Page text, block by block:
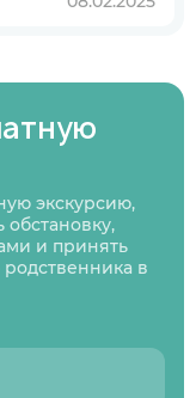
экскурсию,
и принять
в
01
с политикой